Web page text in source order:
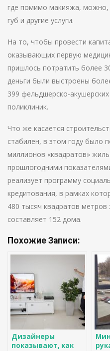
где помимо макияжа, можно,
губ и другие услуги.
На то, чтобы провести
оказывающих первую
пришлось потратить более
деньги были выстроены
399 фельдшерско-
поликлиник.
Что же касается
стабилен, в этом году было
миллионов «квадратов»
прошлогодними
реализует программу
кредитования, в рамках
480 тысяч квадратов
составляет 152 дома.
Похожие Записи:
Дизайнеры
показывают, как